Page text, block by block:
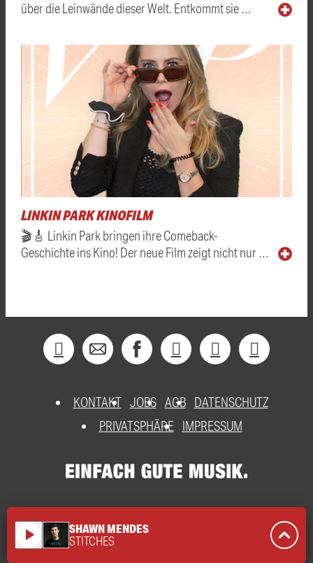
über die Leinwände dieser Welt. Entkommt sie …
LINKIN PARK KINOFILM
🎬🎸 Linkin Park bringen ihre Comeback-
Geschichte ins Kino! Der neue Film zeigt nicht nur …
KONTAKT JOBS AGB DATENSCHUTZ
PRIVATSPHÄRE
IMPRESSUM
play_arrow SHAWN MENDES
STITCHES